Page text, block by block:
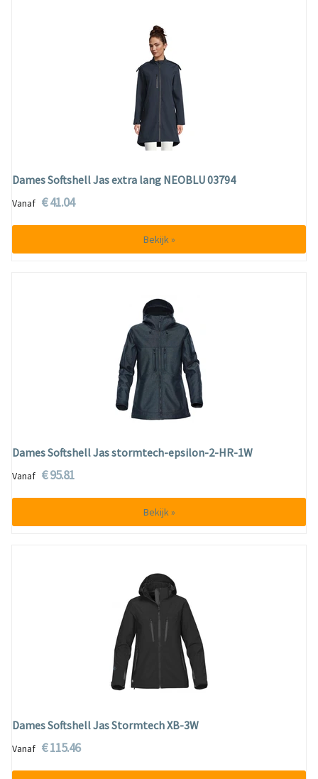
Dames Softshell Jas extra lang NEOBLU 03794
Vanaf € 41.04
Bekijk »
Dames Softshell Jas stormtech-epsilon-2-HR-1W
Vanaf € 95.81
Bekijk »
Dames Softshell Jas Stormtech XB-3W
Vanaf € 115.46